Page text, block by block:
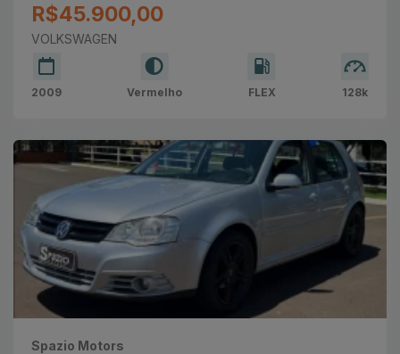
R$45.900,00
VOLKSWAGEN
2009 Vermelho FLEX 128k
Spazio Motors